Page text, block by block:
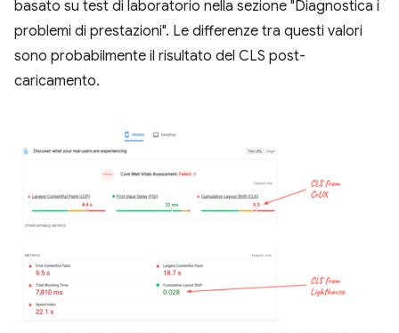
basato su test di laboratorio nella sezione "Diagnostica i
problemi di prestazioni". Le differenze tra questi valori
sono probabilmente il risultato del CLS post-
caricamento.